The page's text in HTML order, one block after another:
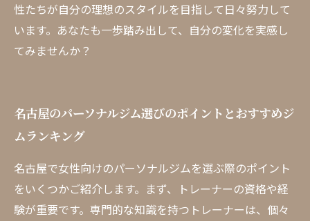
性たちが自分の理想のスタイルを目指して日々努力して
います。あなたも一歩踏み出して、自分の変化を実感し
てみませんか？
名古屋のパーソナルジム選びのポイントとおすすめジ
ムランキング
名古屋で女性向けのパーソナルジムを選ぶ際のポイント
をいくつかご紹介します。まず、トレーナーの資格や経
験が重要です。専門的な知識を持つトレーナーは、個々